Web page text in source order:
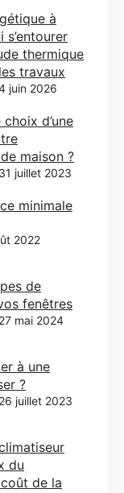
à
s’entourer
thermique
travaux
juin 2026
d’une
maison ?
juillet 2023
minimale
2022
de
fenêtres
mai 2024
à une
?
juillet 2023
du
de la